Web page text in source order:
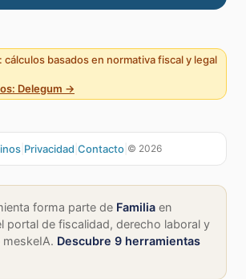
cálculos basados en normativa fiscal y legal
Delegum →
| Privacidad Contacto| © 2026
forma parte de Familia en
portal de fiscalidad, derecho laboral y
Descubre 9 herramientas